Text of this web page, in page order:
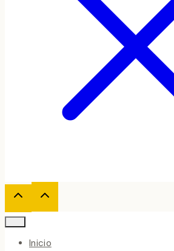
Inicio